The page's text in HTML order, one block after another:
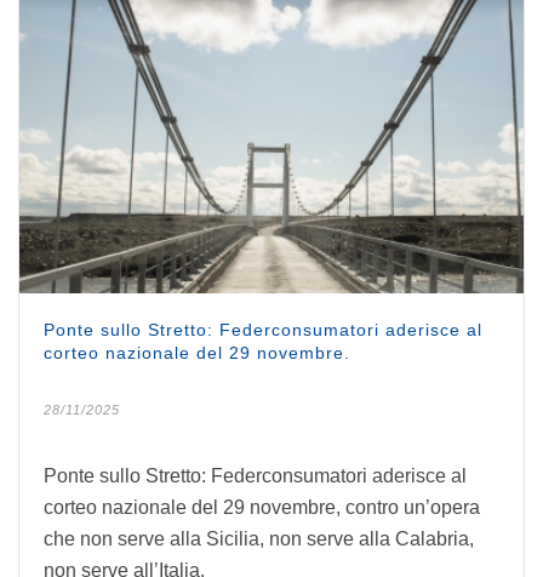
Ponte sullo Stretto: Federconsumatori aderisce al
corteo nazionale del 29 novembre.
28/11/2025
Ponte sullo Stretto: Federconsumatori aderisce al
corteo nazionale del 29 novembre, contro un’opera
che non serve alla Sicilia, non serve alla Calabria,
non serve all’Italia.